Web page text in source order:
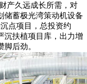
产久远成长所需，对
储蓄极光湾策动机设备
点项目，总投资约
沉扶植项目库，出力增
后劲。